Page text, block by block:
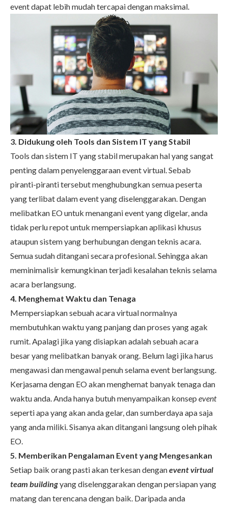
event dapat lebih mudah tercapai dengan maksimal.
3. Didukung oleh Tools dan Sistem IT yang Stabil
Tools dan sistem IT yang stabil merupakan hal yang sangat
penting dalam penyelenggaraan event virtual. Sebab
piranti-piranti tersebut menghubungkan semua peserta
yang terlibat dalam event yang diselenggarakan. Dengan
melibatkan EO untuk menangani event yang digelar, anda
tidak perlu repot untuk mempersiapkan aplikasi khusus
ataupun sistem yang berhubungan dengan teknis acara.
Semua sudah ditangani secara profesional. Sehingga akan
meminimalisir kemungkinan terjadi kesalahan teknis selama
acara berlangsung.
4. Menghemat Waktu dan Tenaga
Mempersiapkan sebuah acara virtual normalnya
membutuhkan waktu yang panjang dan proses yang agak
rumit. Apalagi jika yang disiapkan adalah sebuah acara
besar yang melibatkan banyak orang. Belum lagi jika harus
mengawasi dan mengawal penuh selama event berlangsung.
Kerjasama dengan EO akan menghemat banyak tenaga dan
waktu anda. Anda hanya butuh menyampaikan konsep event
seperti apa yang akan anda gelar, dan sumberdaya apa saja
yang anda miliki. Sisanya akan ditangani langsung oleh pihak
EO.
5. Memberikan Pengalaman Event yang Mengesankan
Setiap baik orang pasti akan terkesan denganevent virtual
team buildingyang diselenggarakan dengan persiapan yang
matang dan terencana dengan baik. Daripada anda